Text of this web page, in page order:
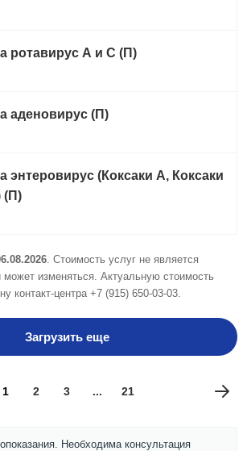
ротавирус А и С (П)
аденовирус (П)
энтеровирус (Коксаки А, Коксаки
(П)
. Стоимость услуг не является
может изменяться. Актуальную стоимость
контакт-центра+7 (915) 650-03-03.
Загрузить еще
1 2 3 ... 21
Необходима консультация